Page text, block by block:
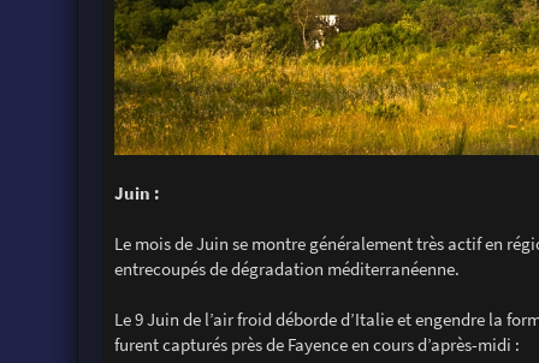
Juin :
Le mois de Juin se montre généralement très actif en
entrecoupés de dégradation méditerranéenne.
Le 9 Juin de l’air froid déborde d’Italie et engendre la
furent capturés près de Fayence en cours d’après-midi :